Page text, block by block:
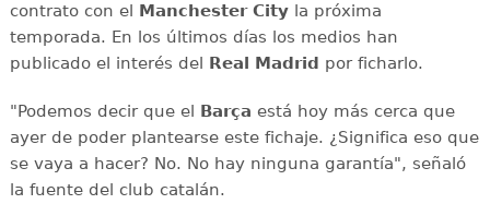
contrato con el Manchester Cityla próxima
temporada. En los últimos días los medios han
publicado el interés del Real Madrid por ficharlo.
"Podemos decir que el Barça está hoy más cerca que
ayer de poder plantearse este fichaje. ¿Significa eso que
se vaya a hacer? No. No hay ninguna garantía", señaló
la fuente del club catalán.